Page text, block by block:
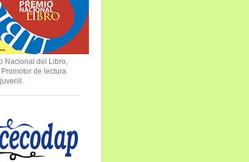
Nacional del Libro,
de lectura